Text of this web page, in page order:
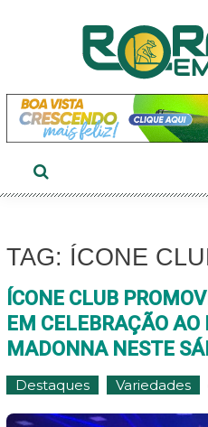
TAG: ÍCONE
ÍCONE CLUB
EM CELEBRAÇÃO AO
MADONNA NESTE
Destaques Variedades